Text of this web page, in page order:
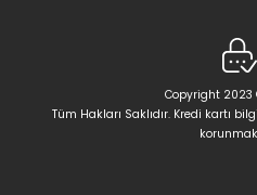
Copyright 2023
Tüm Hakları Saklıdır. Kredi kartı